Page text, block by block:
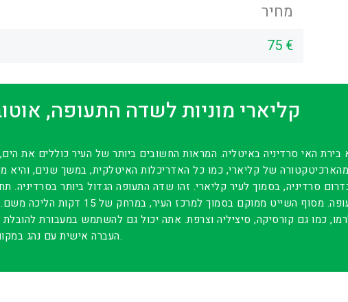
מחיר
75 €
קליארי מוניות לשדה התעופה,
בירת האי סרדיניה באיטליה. המראות החשובים ביותר של העיר כוללים את
של קליארי, כמו כל האדריכלות האיטלקית, במשך שנים,
משדה התעופה. מסוף השייט
כמו גם קורסיקה, סיציליה וצרפת. אתה יכול גם להשתמש במעבורת
העברה אישית עם נהג במקום.